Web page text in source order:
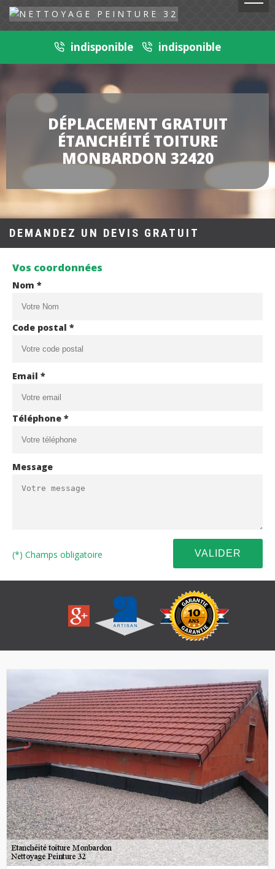
indisponible indisponible
DÉPLACEMENT GRATUIT
ÉTANCHÉITÉ TOITURE
MONBARDON 32420
DEMANDEZ UN DEVIS GRATUIT
Vos coordonnées
Nom *
Code postal *
Email *
Téléphone *
Message
(*) Champs obligatoire